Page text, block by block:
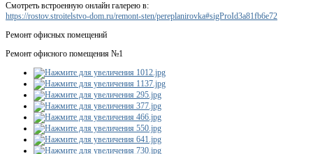
Смотреть встроенную онлайн галерею в:
https://rostov.stroitelstvo-dom.ru/remont-sten/pereplanirovka#sigProId3a81fb6e72
Ремонт офисных помещений
Ремонт офисного помещения №1